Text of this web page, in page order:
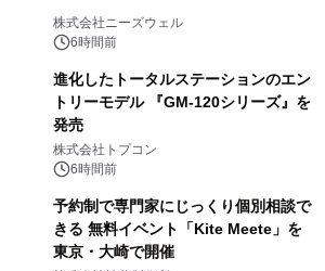
株式会社ニーズウェル
6時間前
進化したトータルステーションのエン
トリーモデル 『GM-120シリーズ』を
発売
株式会社トプコン
6時間前
予約制で専門家にじっくり個別相談で
きる 無料イベント「Kite Meete」を
東京・大崎で開催